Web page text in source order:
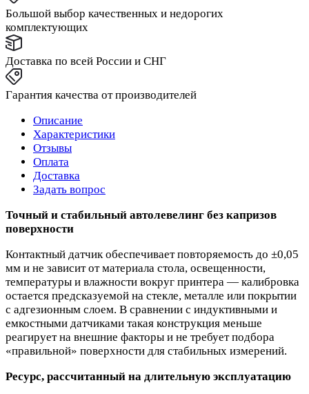
Большой выбор качественных и недорогих
комплектующих
Доставка по всей России и СНГ
Гарантия качества от производителей
Описание
Характеристики
Отзывы
Оплата
Доставка
Задать вопрос
Точный и стабильный автолевелинг без капризов
поверхности
Контактный датчик обеспечивает повторяемость до ±0,05
мм и не зависит от материала стола, освещенности,
температуры и влажности вокруг принтера — калибровка
остается предсказуемой на стекле, металле или покрытии
с адгезионным слоем. В сравнении с индуктивными и
емкостными датчиками такая конструкция меньше
реагирует на внешние факторы и не требует подбора
«правильной» поверхности для стабильных измерений.
Ресурс, рассчитанный на длительную эксплуатацию